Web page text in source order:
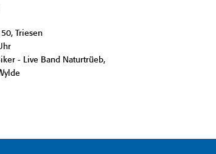
Triesen
- Live Band Naturtrüeb,